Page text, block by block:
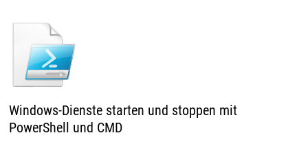
Windows-Dienste starten und stoppen mit
PowerShell und CMD